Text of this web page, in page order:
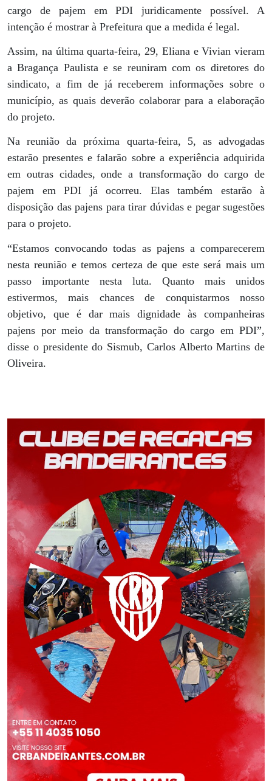
cargo de pajem em PDI juridicamente possível. A
intenção é mostrar à Prefeitura que a medida é legal.
Assim, na última quarta-feira, 29, Eliana e Vivian vieram
a Bragança Paulista e se reuniram com os diretores do
sindicato, a fim de já receberem informações sobre o
município, as quais deverão colaborar para a elaboração
do projeto.
Na reunião da próxima quarta-feira, 5, as advogadas
estarão presentes e falarão sobre a experiência adquirida
em outras cidades, onde a transformação do cargo de
pajem em PDI já ocorreu. Elas também estarão à
disposição das pajens para tirar dúvidas e pegar sugestões
para o projeto.
“Estamos convocando todas as pajens a comparecerem
nesta reunião e temos certeza de que este será mais um
passo importante nesta luta. Quanto mais unidos
estivermos, mais chances de conquistarmos nosso
objetivo, que é dar mais dignidade às companheiras
pajens por meio da transformação do cargo em PDI”,
disse o presidente do Sismub, Carlos Alberto Martins de
Oliveira.